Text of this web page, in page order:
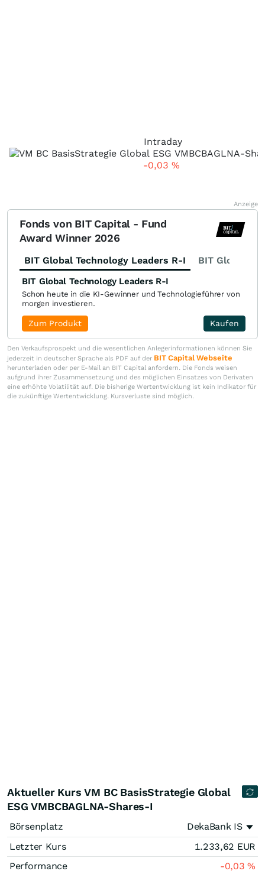
Intraday
-0,03 %
Anzeige
Fonds von BIT Capital - Fund
Award Winner 2026
BIT Global Technology Leaders R-I BIT Global
BIT Global Technology Leaders R-I
Schon heute in die KI-Gewinner und Technologieführer von
morgen investieren.
Kaufen
Zum Produkt
Den Verkaufsprospekt und die wesentlichen Anlegerinformationen können Sie
jederzeit in deutscher Sprache als PDF auf der BIT Capital Webseite
herunterladen oder per E-Mail an BIT Capital anfordern. Die Fonds weisen
aufgrund ihrer Zusammensetzung und des möglichen Einsatzes von Derivaten
eine erhöhte Volatilität auf. Die bisherige Wertentwicklung ist kein Indikator für
die zukünftige Wertentwicklung. Kursverluste sind möglich.
Aktueller Kurs VM BC BasisStrategie Global
ESG VMBCBAGLNA-Shares-I
Börsenplatz
DekaBank IS
Letzter Kurs
1.233,62 EUR
Performance
-0,03%